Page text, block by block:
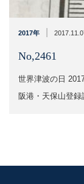
2017年
No,2461
世界津波の日
阪港・天保山登